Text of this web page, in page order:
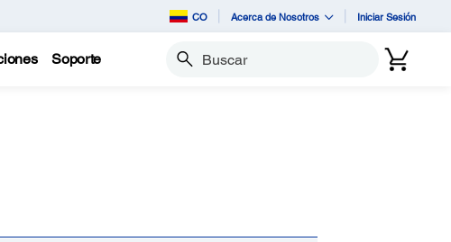
CO Acerca de Nosotros Iniciar Sesión
Soporte Buscar